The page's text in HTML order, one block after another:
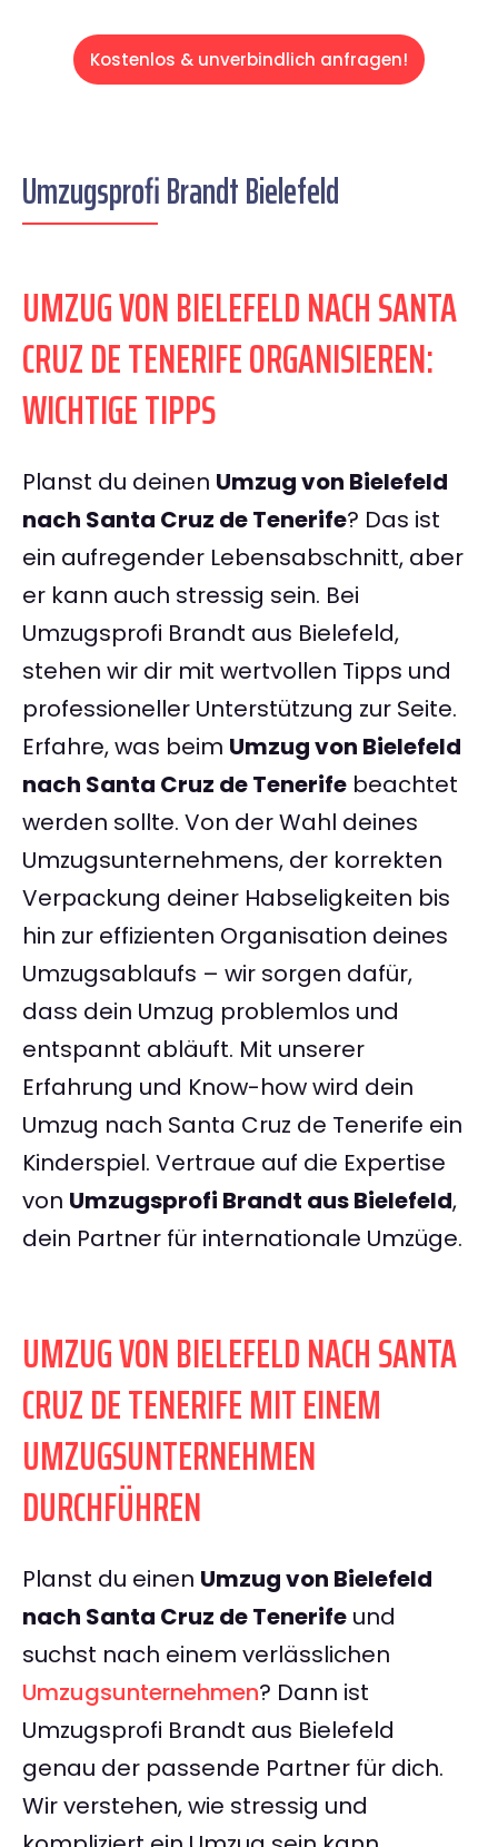
Kostenlos & unverbindlich anfragen!
Umzugsprofi Brandt Bielefeld
UMZUG VON BIELEFELD NACH SANTA
CRUZ DE TENERIFE ORGANISIEREN:
WICHTIGE TIPPS
Planst du deinen Umzug von Bielefeld
nach Santa Cruz de Tenerife? Das ist
ein aufregender Lebensabschnitt, aber
er kann auch stressig sein. Bei
Umzugsprofi Brandt aus Bielefeld,
stehen wir dir mit wertvollen Tipps und
professioneller Unterstützung zur Seite.
Erfahre, was beim Umzug von Bielefeld
nach Santa Cruz de Tenerife beachtet
werden sollte. Von der Wahl deines
Umzugsunternehmens, der korrekten
Verpackung deiner Habseligkeiten bis
hin zur effizienten Organisation deines
Umzugsablaufs – wir sorgen dafür,
dass dein Umzug problemlos und
entspannt abläuft. Mit unserer
Erfahrung und Know-how wird dein
Umzug nach Santa Cruz de Tenerife ein
Kinderspiel. Vertraue auf die Expertise
von Umzugsprofi Brandt aus Bielefeld,
dein Partner für internationale Umzüge.
UMZUG VON BIELEFELD NACH SANTA
CRUZ DE TENERIFE MIT EINEM
UMZUGSUNTERNEHMEN
DURCHFÜHREN
Planst du einen Umzug von Bielefeld
nach Santa Cruz de Tenerife und
suchst nach einem verlässlichen
Umzugsunternehmen? Dann ist
Umzugsprofi Brandt aus Bielefeld
genau der passende Partner für dich.
Wir verstehen, wie stressig und